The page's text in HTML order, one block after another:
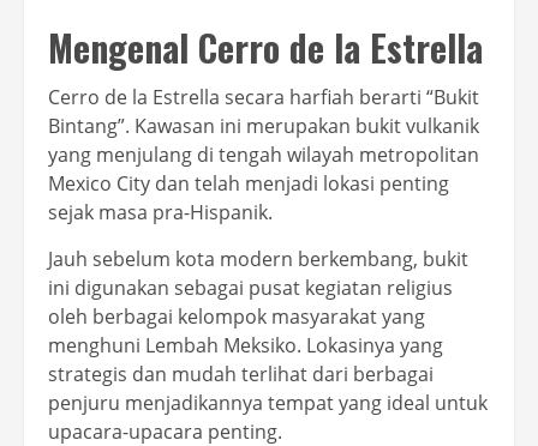
Mengenal Cerro de la Estrella
Cerro de la Estrella secara harfiah berarti “Bukit
Bintang”. Kawasan ini merupakan bukit vulkanik
yang menjulang di tengah wilayah metropolitan
Mexico City dan telah menjadi lokasi penting
sejak masa pra-Hispanik.
Jauh sebelum kota modern berkembang, bukit
ini digunakan sebagai pusat kegiatan religius
oleh berbagai kelompok masyarakat yang
menghuni Lembah Meksiko. Lokasinya yang
strategis dan mudah terlihat dari berbagai
penjuru menjadikannya tempat yang ideal untuk
upacara-upacara penting.